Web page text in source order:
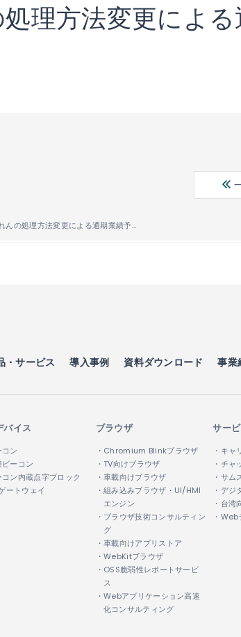
理方法変更によ
のれんの処理方法変更による通期業績予想の修正に関するお知らせ
・サービス 導入事例 資料ダウンロード 事業
イス
コン
ビーコン
コン内蔵点字ブロック
ートウェイ
ブラウザ
・Chromium Blinkブラウザ
・TV向けブラウザ
・車載向けブラウザ
・組み込みブラウザ・UI/HMI
エンジン
・ブラウザ技術コンサルティン
グ
・車載向けアプリストア
・WebKitブラウザ
・OSS脆弱性レポートサービ
ス
・Webアプリケーション高速
化コンサルティング
サー
・キャ
・チャ
・サム
・デジ
・台湾
・